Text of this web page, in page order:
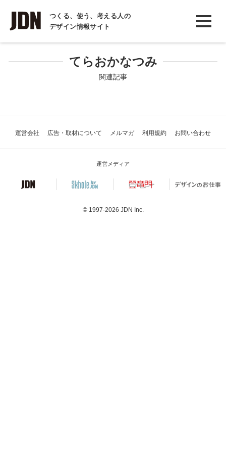
つくる、使う、考える人の
デザイン情報サイト
INTERVIEW
インタビュー
REPORTてらおかなつみ
関連記事
運営会社 広告・取材について メルマガ 利用規約 お問い合わせ
運営メディア
© 1997-2026 JDN Inc.